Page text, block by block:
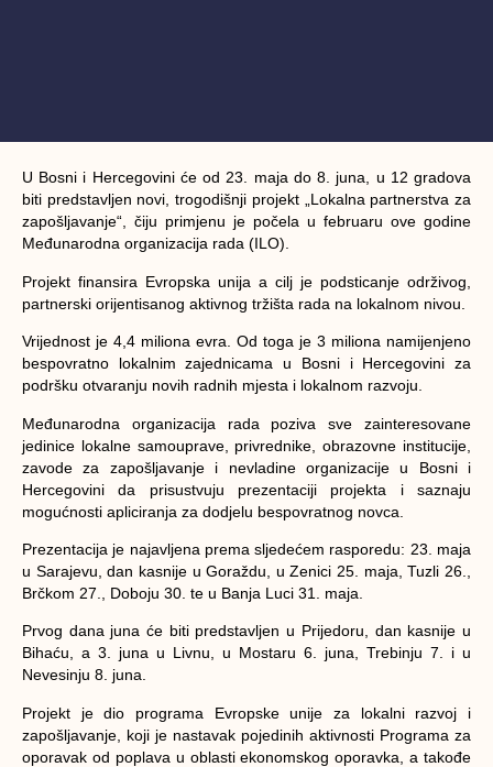
U Bosni i Hercegovini će od 23. maja do 8. juna, u 12 gradova
biti predstavljen novi, trogodišnji projekt „Lokalna partnerstva za
zapošljavanje“, čiju primjenu je počela u februaru ove godine
Međunarodna organizacija rada (ILO).
Projekt finansira Evropska unija a cilj je podsticanje održivog,
partnerski orijentisanog aktivnog tržišta rada na lokalnom nivou.
Vrijednost je 4,4 miliona evra. Od toga je 3 miliona namijenjeno
bespovratno lokalnim zajednicama u Bosni i Hercegovini za
podršku otvaranju novih radnih mjesta i lokalnom razvoju.
Međunarodna organizacija rada poziva sve zainteresovane
jedinice lokalne samouprave, privrednike, obrazovne institucije,
zavode za zapošljavanje i nevladine organizacije u Bosni i
Hercegovini da prisustvuju prezentaciji projekta i saznaju
mogućnosti apliciranja za dodjelu bespovratnog novca.
Prezentacija je najavljena prema sljedećem rasporedu: 23. maja
u Sarajevu, dan kasnije u Goraždu, u Zenici 25. maja, Tuzli 26.,
Brčkom 27., Doboju 30. te u Banja Luci 31. maja.
Prvog dana juna će biti predstavljen u Prijedoru, dan kasnije u
Bihaću, a 3. juna u Livnu, u Mostaru 6. juna, Trebinju 7. i u
Nevesinju 8. juna.
Projekt je dio programa Evropske unije za lokalni razvoj i
zapošljavanje, koji je nastavak pojedinih aktivnosti Programa za
oporavak od poplava u oblasti ekonomskog oporavka, a takođe